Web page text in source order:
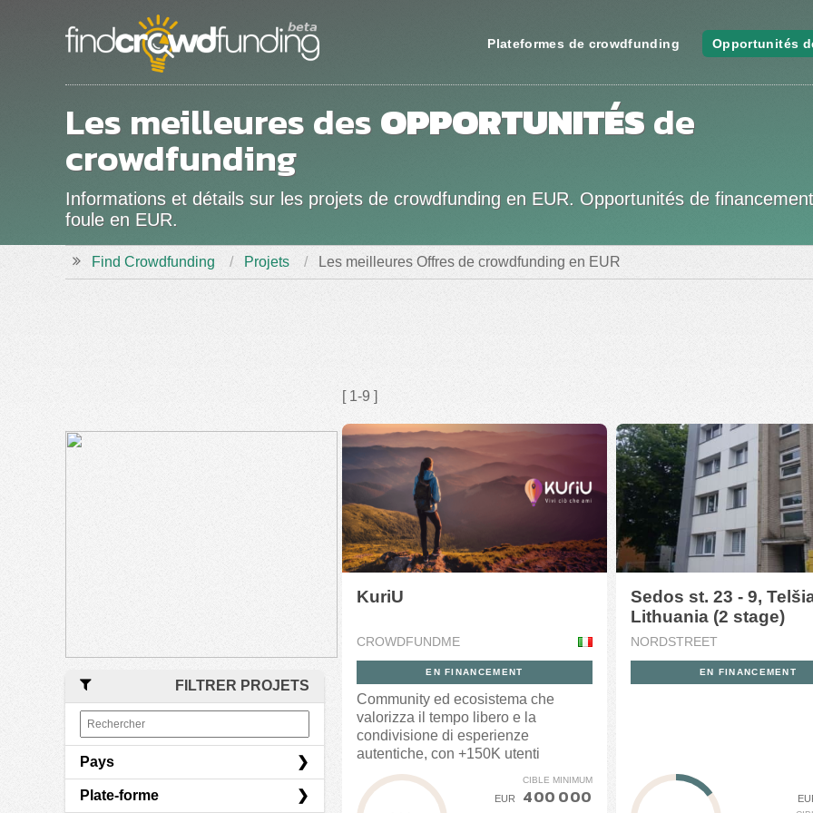
Plateformes de crowdfunding Opportunités
Les meilleures desOPPORTUNITÉSde
crowdfunding
Informations et détails sur les projets de crowdfunding en EUR. Opportunités de
foule en EUR.
Find Crowdfunding Projets Les meilleures Offres de crowdfunding en EUR
[ 1-9 ]
FILTRER PROJETS
Pays
Allemagne
Plate-forme
KuriU
CROWDFUNDME
EN FINANCEMENT
Community ed ecosistema che
valorizza il tempo libero e la
condivisione di esperienze
autentiche, con +150K utenti
registrati...
CIBLE MINIMUM
EUR 400 000
Sedos st. 23 - 9,
Lithuania (2 stage)
NORDSTREET
EN FINANCEMENT